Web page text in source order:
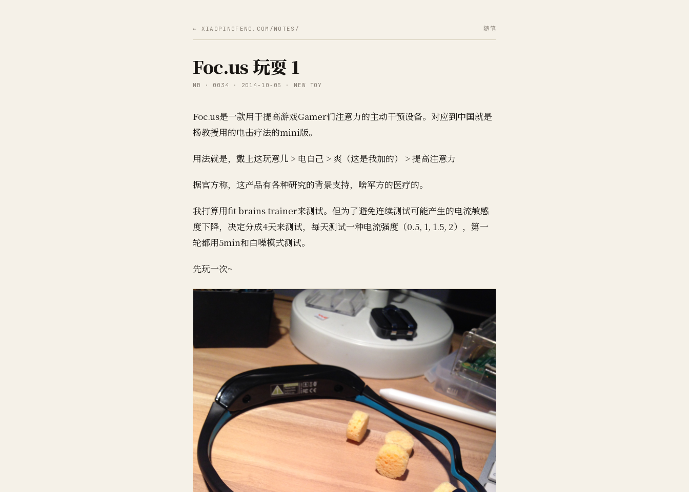
← XIAOPINGFENG.COM/NOTES/ 随笔
Foc.us 玩耍 1
NB · 0034 · 2014-10-05 · NEW TOY
Foc.us是一款用于提高游戏Gamer们注意力的主动干预设备。对应到中国就是
杨教授用的电击疗法的mini版。
用法就是，戴上这玩意儿 > 电自己 > 爽（这是我加的） > 提高注意力
据官方称，这产品有各种研究的背景支持，啥军方的医疗的。
我打算用fit brains trainer来测试。但为了避免连续测试可能产生的电流敏感
度下降，决定分成4天来测试，每天测试一种电流强度（0.5, 1, 1.5, 2），第一
轮都用5min和白噪模式测试。
先玩一次~